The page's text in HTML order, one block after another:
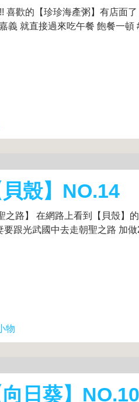
喜歡的【珍珍海產粥】有店面
義 就直接過來吃午餐 飽餐一頓
殼】NO.14
之路】 在網路上看到【貝殼】
跟光武國中去走朝聖之路 加
物
日葵】NO.10